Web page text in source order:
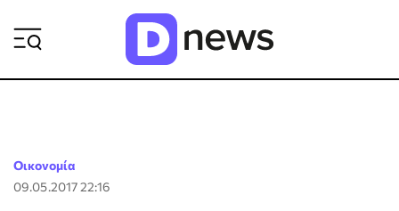
Οικονομία
09.05.2017 22:16